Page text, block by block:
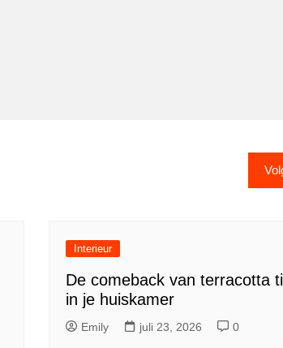
Interieur
De comeback van terracotta
in je huiskamer
Emily juli 23, 2026 0